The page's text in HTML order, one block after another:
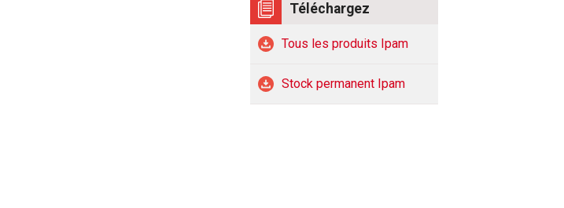
Téléchargez
Tous les produits Ipam
Stock permanent Ipam